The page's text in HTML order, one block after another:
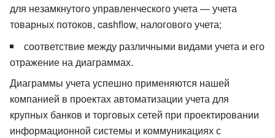
для незамкнутого управленческого учета — учета
товарных потоков, cashflow, налогового учета;
соответствие между различными видами учета и его
отражение на диаграммах.
Диаграммы учета успешно применяются нашей
компанией в проектах автоматизации учета для
крупных банков и торговых сетей при проектировании
информационной системы и коммуникациях с